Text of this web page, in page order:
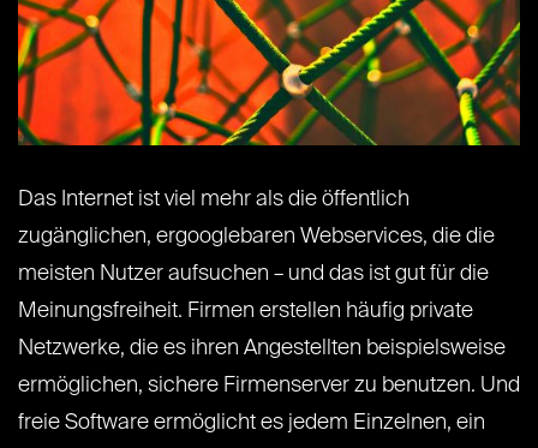
Das Internet ist viel mehr als die öffentlich
zugänglichen, ergooglebaren Webservices, die die
meisten Nutzer aufsuchen – und das ist gut für die
Meinungsfreiheit. Firmen erstellen häufig private
Netzwerke, die es ihren Angestellten beispielsweise
ermöglichen, sichere Firmenserver zu benutzen. Und
freie Software ermöglicht es jedem Einzelnen, ein